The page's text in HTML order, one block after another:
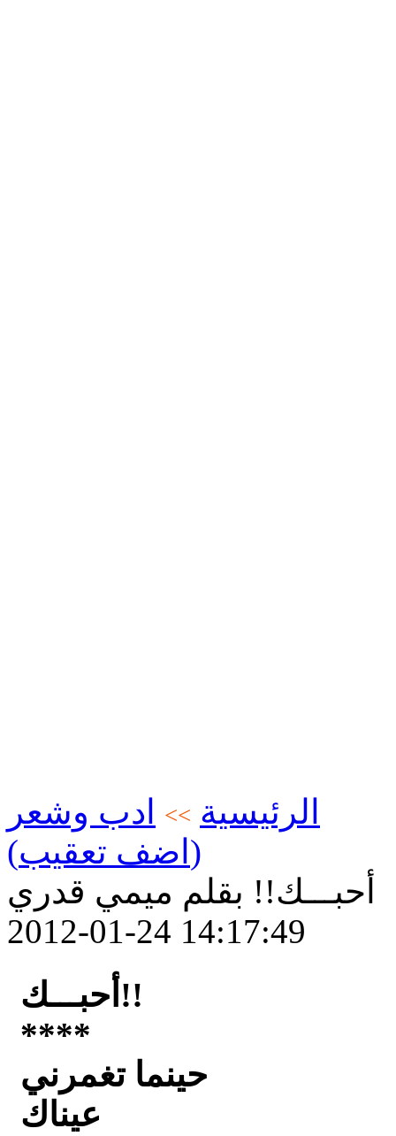
الرئيسية >>
ادب وشعر
(اضف تعقيب)
أحبـــك!! بقلم ميمي قدري
2012-01-24 14:17:49
أحبـــك!!
****
حينما تغمرني
عيناك